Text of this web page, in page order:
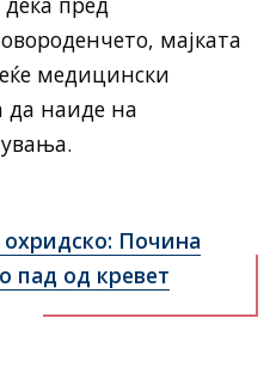
мајката
медицински
да наиде на
охридско: Почина
пад од кревет